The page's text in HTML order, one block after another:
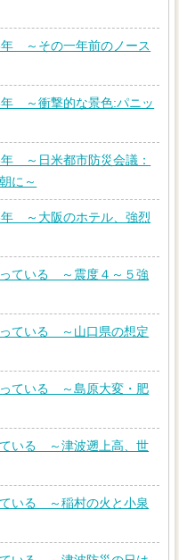
～その一年前のノース
～衝撃的な景色:パニッ
～日米都市防災会議：
に～
年 ～大阪のホテル、強烈
ている ～震度４～５強
ている ～山口県の想定
ている ～島原大変・肥
いる ～津波遡上高、世
いる ～稲村の火と小泉